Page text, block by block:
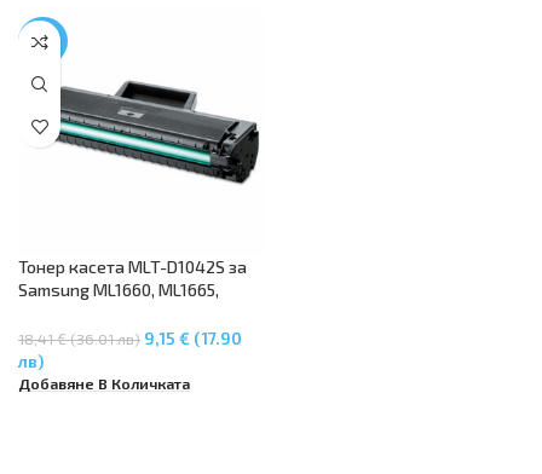
-50%
Тонер касета MLT-D1042S за
Samsung ML1660, ML1665,
Samsung SCX3200, SCX3205
18,41 € (36.01 лв) 9,15 € (17.90
лв)
Добавяне В Количката